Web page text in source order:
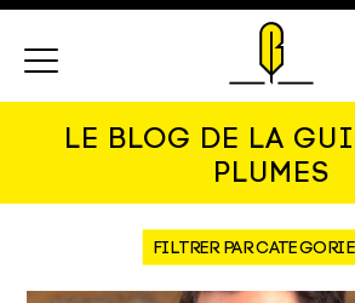
LE BLOG DE LA
PLUMES